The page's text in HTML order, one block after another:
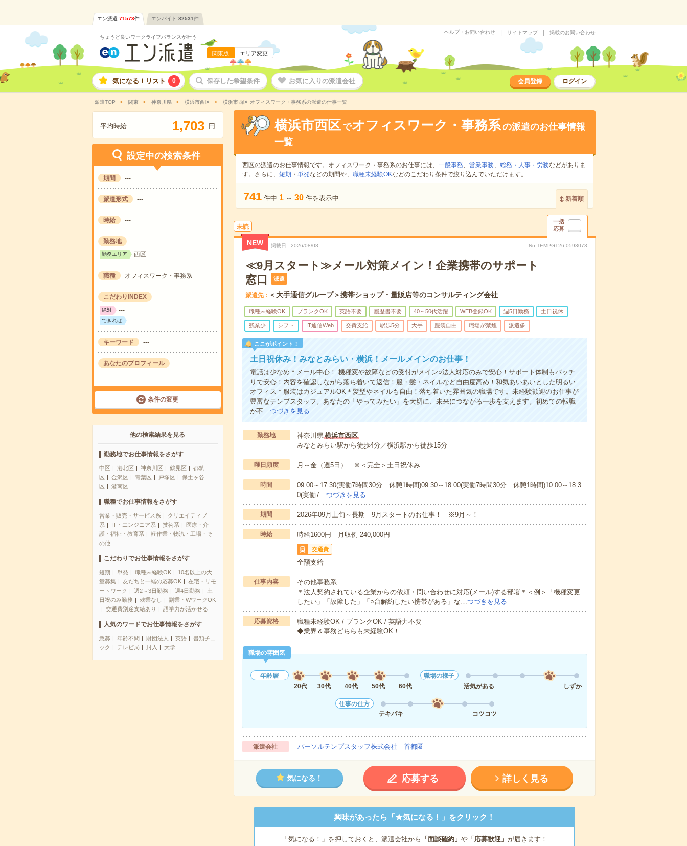
エン派遣 71573件 エンバイト 82531件
ちょうど良いワークライフバランスが叶う
関東版 エリア変更
ヘルプ・お問い合わせ サイトマップ 掲載のお問い合わせ
気になる！リスト 0 保存した希望条件 お気に入りの派遣会社 会員登録 ログイン
派遣TOP 関東 神奈川県 横浜市西区 横浜市西区 オフィスワーク・事務系の派遣の仕事一覧
平均時給: 1,703 円
設定中の検索条件
期間 ---
派遣形式 ---
時給 ---
勤務地
勤務エリア 西区
職種 オフィスワーク・事務系
こだわりINDEX
絶対 ---
できれば ---
キーワード ---
あなたのプロフィール
---
条件の変更
他の検索結果を見る
勤務地でお仕事情報をさがす
中区 港北区 神奈川区 鶴見区
都筑
区
金沢区 青葉区 戸塚区
保土ヶ谷
区
港南区
職種でお仕事情報をさがす
営業・販売・サービス系
クリエイティブ
系
IT・エンジニア系 技術系
医療・介
護・福祉・教育系
軽作業・物流・工場・そ
の他
こだわりでお仕事情報をさがす
短期 単発 職種未経験OK
10名以上の大
量募集
友だちと一緒の応募OK
在宅・リモ
ートワーク
週2～3日勤務 週4日勤務
土
日祝のみ勤務
残業なし
副業・WワークOK
交通費別途支給あり
語学力が活かせる
人気のワードでお仕事情報をさがす
急募 年齢不問 財団法人 英語
書類チェ
ック
テレビ局 封入 大学
横浜市西区 でオフィスワーク・事務系の派遣のお仕事情報
一覧
西区の派遣のお仕事情報です。オフィスワーク・事務系のお仕事には、 一般事務、 営業事務、 総務・人事・労務などがありま
す。さらに、 短期 ・ 単発などの期間や、 職種未経験OKなどのこだわり条件で絞り込んでいただけます。
741 件中 1 ～ 30 件を表示中 新着順
未読
一括
応募
NEW 掲載日 2026/08/08 No.TEMPGT26-0593073
≪9月スタート≫メール対策メイン！企業携帯のサポート
窓口
派遣
派遣先 ＜大手通信グループ＞携帯ショップ・量販店等のコンサルティング会社
職種未経験OK ブランクOK 英語不要 履歴書不要 40～50代活躍 WEB登録OK 週5日勤務 土日祝休
残業少 シフト IT通信Web 交費支給 駅歩5分 大手 服装自由 職場が禁煙 派遣多
ここがポイント！
土日祝休み！みなとみらい・横浜！メールメインのお仕事！
電話は少なめ＊メール中心！ 機種変や故障などの受付がメイン○法人対応のみで安心！サポート体制もバッチ
リで安心！内容を確認しながら落ち着いて返信！服・髪・ネイルなど自由度高め！和気あいあいとした明るい
オフィス＊服装はカジュアルOK＊髪型やネイルも自由！落ち着いた雰囲気の職場です。未経験歓迎のお仕事が
豊富なテンプスタッフ。あなたの「やってみたい」を大切に、未来につながる一歩を支えます。初めての転職
が不…つづきを見る
勤務地 神奈川県横浜市西区
みなとみらい駅から徒歩4分／横浜駅から徒歩15分
曜日頻度 月～金（週5日） ※＜完全＞土日祝休み
時間
09:00～17:30(実働7時間30分 休憩1時間)09:30～18:00(実働7時間30分 休憩1時間)10:00～18:3
0(実働7…つづきを見る
期間 2026年09月上旬～長期 9月スタートのお仕事！ ※9月～！
時給 時給1600円 月収例 240,000円
交通費
全額支給
仕事内容
その他事務系
＊法人契約されている企業からの依頼・問い合わせに対応(メール)する部署＊＜例＞「機種変更
したい」「故障した」「○台解約したい携帯がある」な…つづきを見る
応募資格
職種未経験OK / ブランクOK / 英語力不要
◆業界＆事務どちらも未経験OK！
職場の雰囲気
年齢層
20代
30代 40代 50代 60代
職場の様子
活気がある
しずか
仕事の仕方
テキパキ
コツコツ
派遣会社 パーソルテンプスタッフ株式会社 首都圏
気になる！ 応募する 詳しく見る
興味があったら「★気になる！」をクリック！
「気になる！」を押しておくと、派遣会社から 「面談確約」 や「応募歓迎」 が届きます！